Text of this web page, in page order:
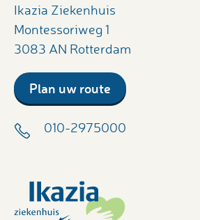
Ikazia Ziekenhuis
Montessoriweg 1
3083 AN Rotterdam
Plan uw route
010-2975000